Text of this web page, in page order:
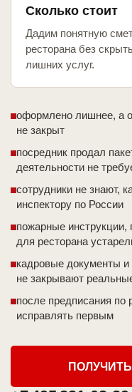
Сколько стоит
Дадим понятную
ресторана без
лишних услуг.
оформлено лишнее, а
не закрыт
посредник продал
деятельности не
сотрудники не знают,
инспектору по России
пожарные инструкции,
для ресторана
кадровые документы
не закрывают
после предписания по
исправлять первым